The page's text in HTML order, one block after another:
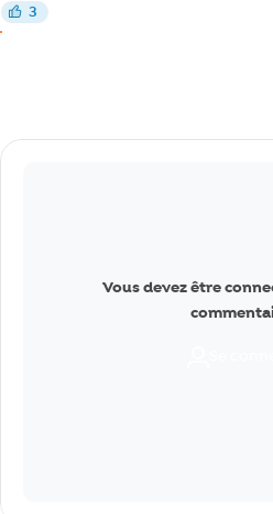
Réagir
3
J’aime
Commentaires
Vous devez être